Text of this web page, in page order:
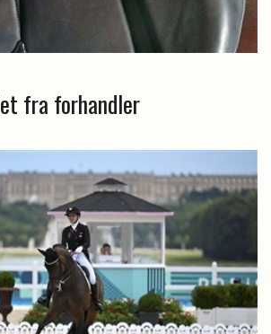
fra forhandler